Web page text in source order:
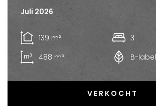
Juli 2026
139 m²
3
488 m³
B-label
VERKOCHT